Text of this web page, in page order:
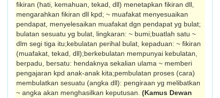
fikiran (hati, kemahuan, tekad, dll) menetapkan fikiran dll,
mengarahkan fikiran dll kpd; ~ muafakat menyesuaikan
pendapat, menyelesaikan muafakat dgn pendapat yg bulat;
bulatan sesuatu yg bulat, lingkaran: ~ bumi;buatlah satu ~
dlm segi tiga itu;kebulatan perihal bulat, kepaduan: ~ fikiran
(muafakat, tekad, dll);berkebulatan mempunyai kebulatan,
berpadu, bersatu: hendaknya sekalian ulama ~ memberi
pengajaran kpd anak-anak kita;pembulatan proses (cara)
membulatkan sesuatu (angka dll): pengiraan yg melibatkan
~ angka akan menghasilkan keputusan. (Kamus Dewan